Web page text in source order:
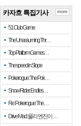
카자흐 특집기사
51 Club Game
The Unassuming Thr…
Top Platform Games…
The speed in Slope
Pokerogue: The Pok…
Snow Rider: Endles…
Re: Pokerogue: The…
Drive Mad: 물리 엔진이 …
more